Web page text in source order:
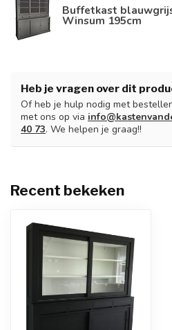
Buffetkast
Winsum 195cm
Heb je vragen over dit
Of heb je hulp nodig met
met ons op via
40 73. We helpen je graag!!
Recent bekeken